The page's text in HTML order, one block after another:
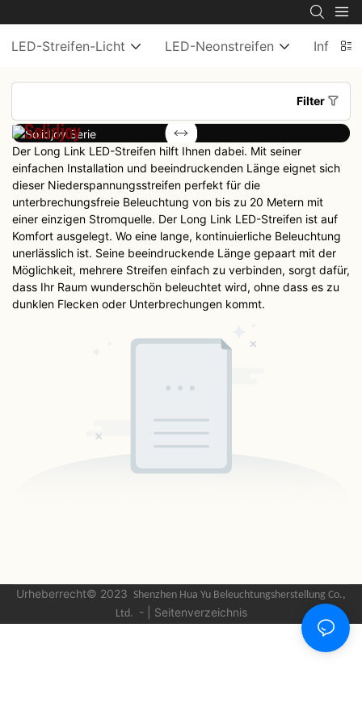
LED-Streifen-Licht LED-Neonstreifen
Filter
Solidjoy
Serie
Colorjoy
Serie
Der Long Link LED-Streifen hilft Ihnen dabei. Mit seiner
einfachen Installation und beeindruckenden Länge eignet sich
dieser Niederspannungsstreifen perfekt für die
unterbrechungsfreie Beleuchtung von bis zu 20 Metern mit
einer einzigen Stromquelle. Der Long Link LED-Streifen ist auf
Komfort ausgelegt. Wo eine lange, kontinuierliche Beleuchtung
unerlässlich ist. Seine beeindruckende Länge gepaart mit der
Möglichkeit, mehrere Streifen einfach zu verbinden, sorgt dafür,
dass Ihr Raum wunderschön beleuchtet wird, ohne dass es zu
dunklen Flecken oder Unterbrechungen kommt.
Urheberrecht© 2023 Shenzhen Hua Yu Beleuchtungsherstellung Co.,
Ltd. - Seitenverzeichnis